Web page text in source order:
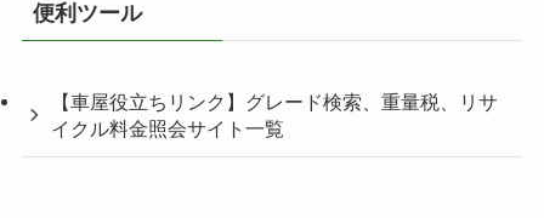
便利ツール
【車屋役立ちリンク】グレード検索、重量税、リサ
イクル料金照会サイト一覧